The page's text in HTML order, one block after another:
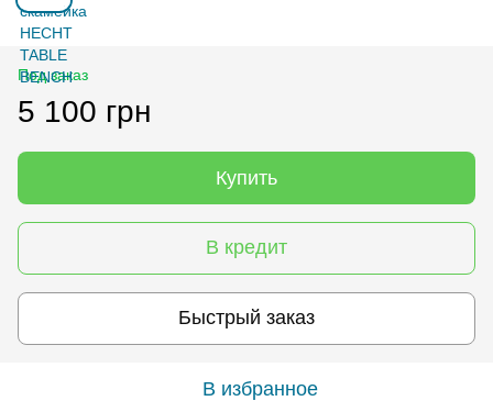
Под заказ
5 100 грн
Купить
В кредит
Быстрый заказ
В избранное